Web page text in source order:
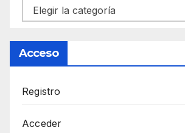
Categorías
Acceso
Registro
Acceder